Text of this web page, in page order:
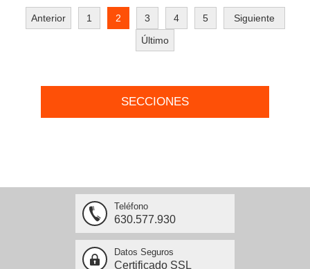
Anterior 1 2 3 4 5
Siguiente
Último
SECCIONES
Teléfono
630.577.930
Datos Seguros
Certificado SSL